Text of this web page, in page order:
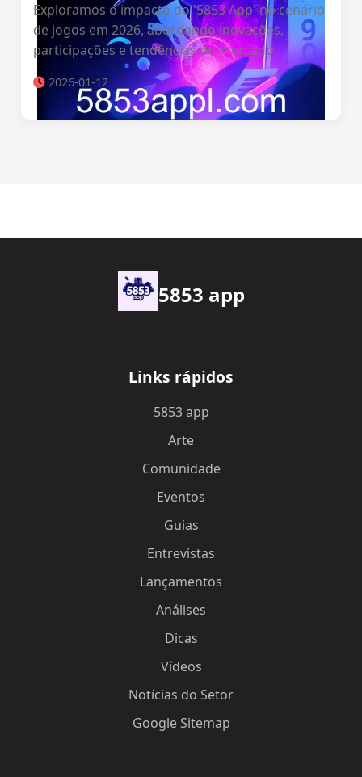
Exploramos o impacto do '5853 App' no cenário
de jogos em 2026, abordando inovações,
participações e tendências do mercado.
2026-01-12
5853 app
Links rápidos
5853 app
Arte
Comunidade
Eventos
Guias
Entrevistas
Lançamentos
Análises
Dicas
Vídeos
Notícias do Setor
Google Sitemap